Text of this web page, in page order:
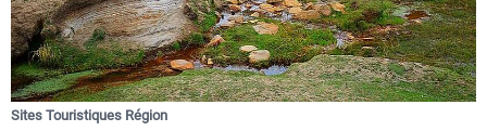
Sites Touristiques Région